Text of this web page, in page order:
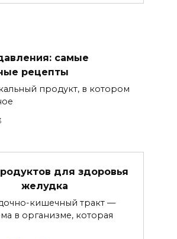
самые
рецепты
продукт, в котором
для здоровья
желудка
кишечный тракт —
в организме, которая